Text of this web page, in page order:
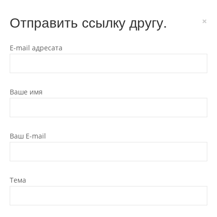
Отправить ссылку другу. ×
E-mail адресата
Ваше имя
Ваш E-mail
Тема